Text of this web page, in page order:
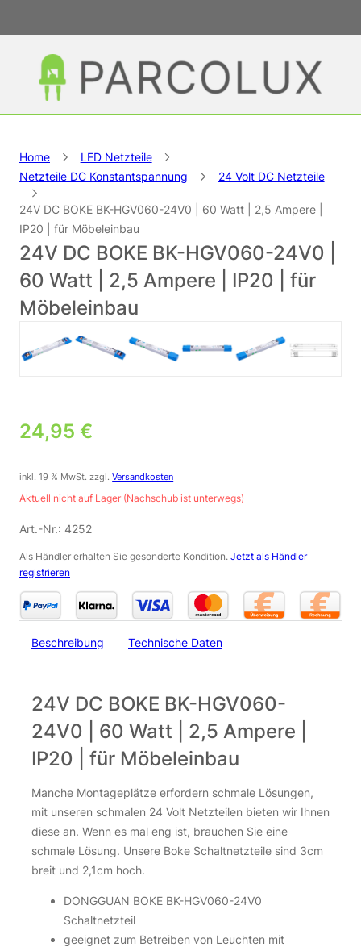
Home
LED Netzteile
Netzteile DC Konstantspannung
24 Volt DC Netzteile
24V DC BOKE BK-HGV060-24V0 | 60 Watt | 2,5 Ampere |
IP20 | für Möbeleinbau
24V DC BOKE BK-HGV060-24V0 |
60 Watt | 2,5 Ampere | IP20 | für
Möbeleinbau
24,95 €
inkl. 19 % MwSt. zzgl.Versandkosten
Aktuell nicht auf Lager (Nachschub ist unterwegs)
Art.-Nr.: 4252
Als Händler erhalten Sie gesonderte Kondition. Jetzt als Händler
registrieren
Beschreibung Technische Daten
24V DC BOKE BK-HGV060-
24V0 | 60 Watt | 2,5 Ampere |
IP20 | für Möbeleinbau
Manche Montageplätze erfordern schmale Lösungen,
mit unseren schmalen 24 Volt Netzteilen bieten wir Ihnen
diese an. Wenn es mal eng ist, brauchen Sie eine
schmale Lösung. Unsere Boke Schaltnetzteile sind 3cm
breit und 2,1cm hoch.
DONGGUAN BOKE BK-HGV060-24V0
Schaltnetzteil
geeignet zum Betreiben von Leuchten mit